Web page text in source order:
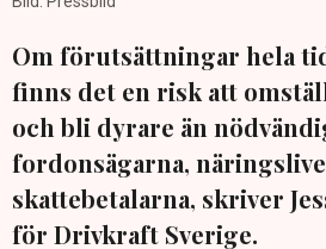
Om förutsättningar hela
finns det en risk att
och bli dyrare än
fordonsägarna,
skattebetalarna, skriver
för Drivkraft Sverige.